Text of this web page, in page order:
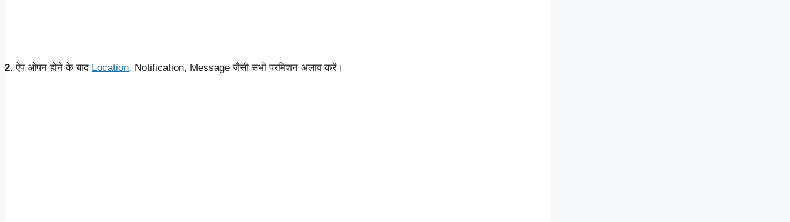
2. ऐप ओपन होने के बाद Location, Notification, Message जैसी सभी परमिशन अलाव करें।